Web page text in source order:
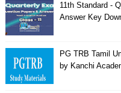
11th Standard -
Answer Key
PG TRB Tamil
by Kanchi